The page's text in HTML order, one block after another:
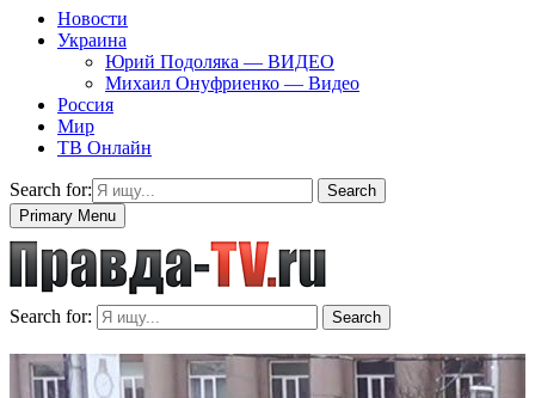
Новости
Украина
Юрий Подоляка — ВИДЕО
Михаил Онуфриенко — Видео
Россия
Мир
ТВ Онлайн
Search for:
Search
Primary Menu
Search for: Search